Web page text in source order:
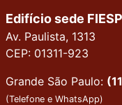
Edifício sede FIESP
Av. Paulista, 1313
CEP: 01311-923
Grande São Paulo:
(Telefone e WhatsApp)